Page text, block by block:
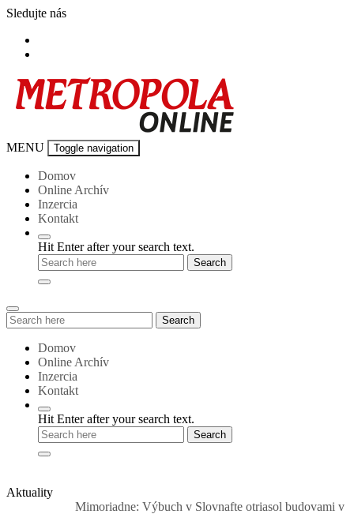
Skip
content
Sledujte nás
Metropola-
MENU Toggle navigation
Domov
Online Archív
Inzercia
Kontakt
Hit Enter after your search text.
Search
for:
Search
Domov
Online Archív
Inzercia
Kontakt
Hit Enter after your search text.
Aktuality
Mimoriadne: Výbuch v Slovnafte otriasol budovami v okolí.